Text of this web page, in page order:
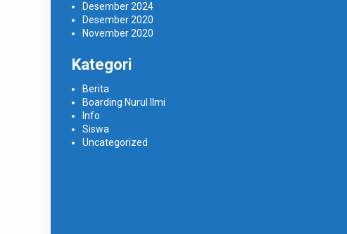
Desember 2024
Desember 2020
November 2020
Kategori
Berita
Boarding Nurul Ilmi
Info
Siswa
Uncategorized